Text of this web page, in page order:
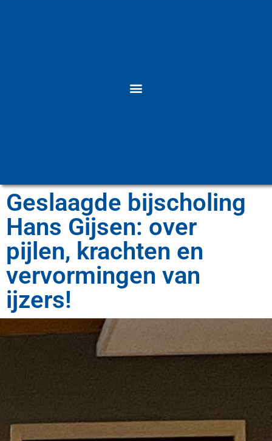
Geslaagde bijscholing
Hans Gijsen: over
pijlen, krachten en
vervormingen van
ijzers!